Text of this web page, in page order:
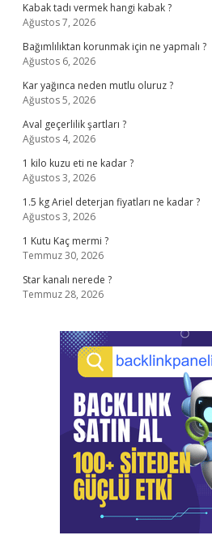
Kabak tadı vermek hangi kabak ?
Ağustos 7, 2026
Bağımlılıktan korunmak için ne yapmalı ?
Ağustos 6, 2026
Kar yağınca neden mutlu oluruz ?
Ağustos 5, 2026
Aval geçerlilik şartları ?
Ağustos 4, 2026
1 kilo kuzu eti ne kadar ?
Ağustos 3, 2026
1.5 kg Ariel deterjan fiyatları ne kadar ?
Ağustos 3, 2026
1 Kutu Kaç mermi ?
Temmuz 30, 2026
Star kanalı nerede ?
Temmuz 28, 2026